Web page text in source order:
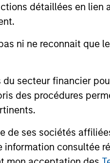
détaillées en lien
ni ne reconnait que
secteur financier
des procédures
de ses sociétés
consultée